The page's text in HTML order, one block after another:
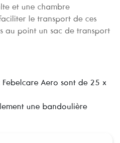
et une chambre
le transport de ces
au point un sac de transport
Febelcare Aero sont de 25 x
une bandoulière